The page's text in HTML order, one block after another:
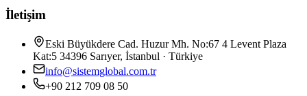
İletişim
Eski Büyükdere Cad. Huzur Mh. No:67 4 Levent Plaza
Kat:5 34396 Sarıyer, İstanbul · Türkiye
info@sistemglobal.com.tr
+90 212 709 08 50